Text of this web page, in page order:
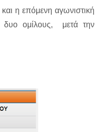
η επόμενη αγωνιστική
ομίλους, μετά την